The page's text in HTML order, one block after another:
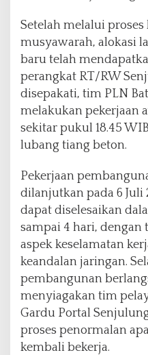
Setelah melalui
musyawarah, alokasi
baru telah
perangkat RT/RW
disepakati, tim PLN
melakukan pekerjaan
sekitar pukul 18.45
lubang tiang beton.
Pekerjaan
dilanjutkan pada 6 Juli
dapat diselesaikan
sampai 4 hari,
aspek keselamatan
keandalan jaringan.
pembangunan
menyiagakan tim
Gardu Portal
proses penormalan
kembali bekerja.